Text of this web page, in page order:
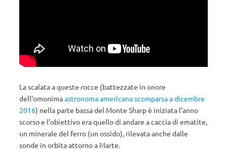
La scalata a queste rocce (battezzate in onore
dell’omonimaastronoma americana scomparsa a dicembre
2016) nella parte bassa del Monte Sharp è iniziata l’anno
scorso e l’obiettivo era quello di andare a caccia di ematite,
un minerale del ferro (un ossido), rilevata anche dalle
sonde in orbita attorno a Marte.